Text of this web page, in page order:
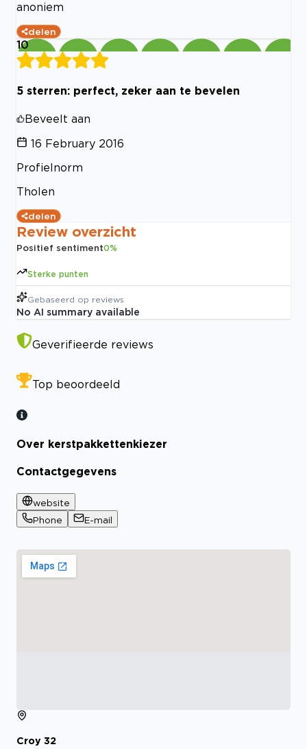
anoniem
delen
10
5 sterren: perfect, zeker aan te bevelen
Beveelt aan
16 February 2016
Profielnorm
Tholen
delen
Review overzicht
Positief sentiment0%
Sterke punten
Gebaseerd op reviews
No AI summary available
Geverifieerde reviews
Top beoordeeld
Over kerstpakkettenkiezer
Contactgegevens
website
Phone
E-mail
Croy 32